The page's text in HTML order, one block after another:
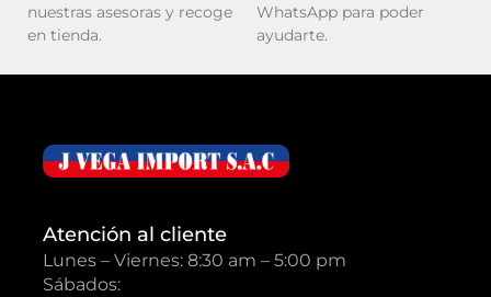
nuestras asesoras y recoge
en tienda.
WhatsApp para poder
ayudarte.
Atención al cliente
Lunes – Viernes: 8:30 am – 5:00 pm
Sábados: